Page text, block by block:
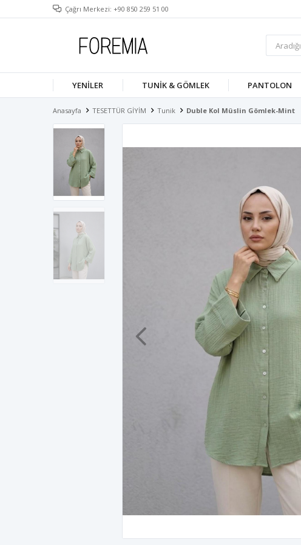
Çağrı Merkezi: +90 850 259 51 00
YENILER TUNIK & GÖMLEK PANTOLON
Anasayfa TESETTÜR GİYİM Tunik Duble Kol Müslin Gömlek-Mint